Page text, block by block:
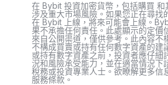
在 Bybit 投資加密貨幣，包括購買 和
涉及重大市場風險。如果您正在尋找
在 Bybit 上線，將來可能會上線。
果不承擔任何責任。此處顯示的定價
來自公開渠道，僅供參考。此內容不
不構成買賣或持有任何數字資產的建
或持有數字資產之前，投資者應仔細
況和風險承受能力，並在適當情況下
稅務或投資專業人士。欲瞭解更多信
服務條款。